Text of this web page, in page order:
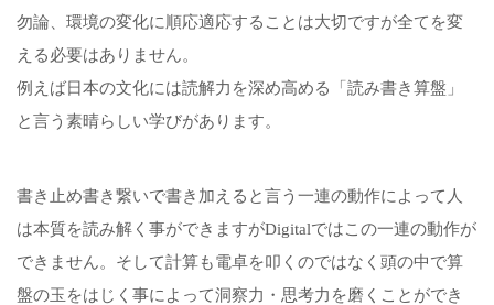
勿論、環境の変化に順応適応することは大切ですが全てを変
える必要はありません。
例えば日本の文化には読解力を深め高める「読み書き算盤」
と言う素晴らしい学びがあります。
書き止め書き繋いで書き加えると言う一連の動作によって人
は本質を読み解く事ができますがDigitalではこの一連の動作が
できません。そして計算も電卓を叩くのではなく頭の中で算
盤の玉をはじく事によって洞察力・思考力を磨くことができ